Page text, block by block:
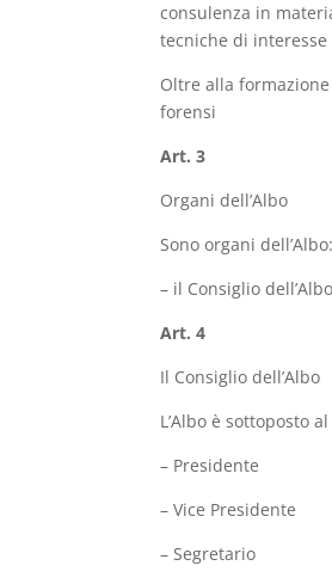
consulenza in
tecniche di
Oltre alla
forensi
Art. 3
Organi dell’Albo
Sono organi dell’Albo:
– il Consiglio
Art. 4
Il Consiglio dell’Albo
L’Albo è sottoposto
– Presidente
– Vice Presidente
– Segretario